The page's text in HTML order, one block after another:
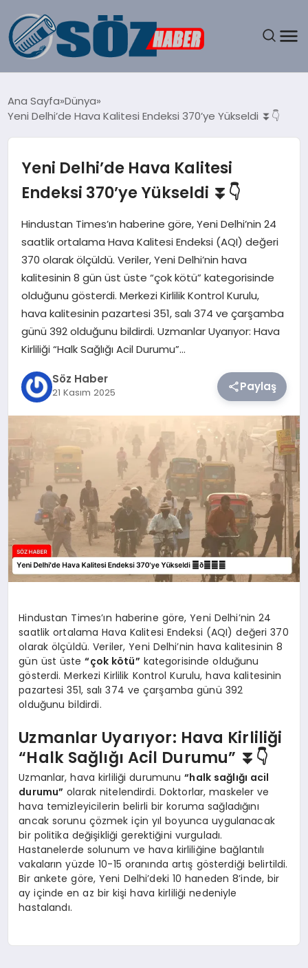
MAGAZIN
EKONOMI
DÜNYA
TEKNOLOJI
SIYASET
Ana Sayfa Dünya
Yeni Delhi’de Hava Kalitesi Endeksi 370’ye Yükseldi ⏬👇
Yeni Delhi’de Hava Kalitesi
Endeksi 370’ye Yükseldi ⏬👇
Hindustan Times’ın haberine göre, Yeni Delhi’nin 24
saatlik ortalama Hava Kalitesi Endeksi (AQI) değeri
370 olarak ölçüldü. Veriler, Yeni Delhi’nin hava
kalitesinin 8 gün üst üste “çok kötü” kategorisinde
olduğunu gösterdi. Merkezi Kirlilik Kontrol Kurulu,
hava kalitesinin pazartesi 351, salı 374 ve çarşamba
günü 392 olduğunu bildirdi. Uzmanlar Uyarıyor: Hava
Kirliliği “Halk Sağlığı Acil Durumu”…
Söz Haber
21 Kasım 2025 Paylaş
Hindustan Times’ın haberine göre, Yeni Delhi’nin 24
saatlik ortalama Hava Kalitesi Endeksi (AQI) değeri 370
olarak ölçüldü. Veriler, Yeni Delhi’nin hava kalitesinin 8
gün üst üste“çok kötü” kategorisinde olduğunu
gösterdi. Merkezi Kirlilik Kontrol Kurulu, hava kalitesinin
pazartesi 351, salı 374 ve çarşamba günü 392
olduğunu bildirdi.
Uzmanlar Uyarıyor: Hava Kirliliği
“Halk Sağlığı Acil Durumu” ⏬👇
Uzmanlar, hava kirliliği durumunu“halk sağlığı acil
durumu” olarak nitelendirdi. Doktorlar, maskeler ve
hava temizleyicilerin belirli bir koruma sağladığını
ancak sorunu çözmek için yıl boyunca uygulanacak
bir politika değişikliği gerektiğini vurguladı.
Hastanelerde solunum ve hava kirliliğine bağlantılı
vakaların yüzde 10-15 oranında artış gösterdiği belirtildi.
Bir ankete göre, Yeni Delhi’deki 10 haneden 8’inde, bir
ay içinde en az bir kişi hava kirliliği nedeniyle
hastalandı.